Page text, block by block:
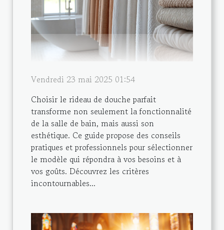
Vendredi 23 mai 2025 01:54
Choisir le rideau de douche parfait
transforme non seulement la fonctionnalité
de la salle de bain, mais aussi son
esthétique. Ce guide propose des conseils
pratiques et professionnels pour sélectionner
le modèle qui répondra à vos besoins et à
vos goûts. Découvrez les critères
incontournables...